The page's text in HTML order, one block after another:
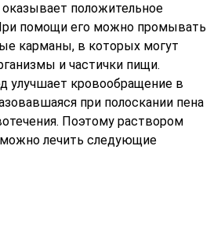
положительное
помощи его можно промывать
карманы, в которых могут
и частички пищи.
улучшает кровообращение в
при полоскании пена
Поэтому раствором
лечить следующие